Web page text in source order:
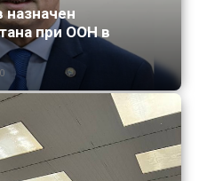
при ООН в